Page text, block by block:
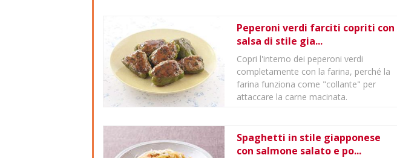
Peperoni verdi farciti copriti con
salsa di stile gia...
Copri l'interno dei peperoni verdi
completamente con la farina, perché la
farina funziona come "collante" per
attaccare la carne macinata.
Spaghetti in stile giapponese
con salmone salato e po...